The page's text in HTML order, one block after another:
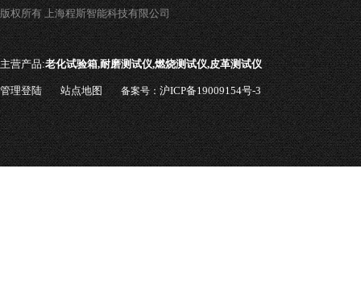
版权所有 上海程斯智能科技有限公司
主营产品:老化试验箱,耐磨测试仪,燃烧测试仪,皮革测试仪
管理登陆 站点地图 备案号：沪ICP备19009154号-3